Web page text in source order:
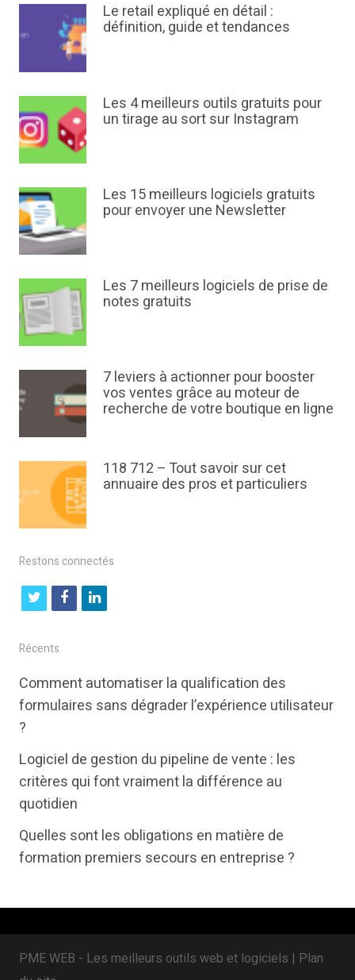
Le retail expliqué en détail :
définition, guide et tendances
Les 4 meilleurs outils gratuits pour
un tirage au sort sur Instagram
Les 15 meilleurs logiciels gratuits
pour envoyer une Newsletter
Les 7 meilleurs logiciels de prise de
notes gratuits
7 leviers à actionner pour booster
vos ventes grâce au moteur de
recherche de votre boutique en ligne
118 712 – Tout savoir sur cet
annuaire des pros et particuliers
Restons connectés
t
i
t
r
f
b
k
l
k
e
n
Récents
Comment automatiser la qualification des
formulaires sans dégrader l’expérience utilisateur
?
Logiciel de gestion du pipeline de vente : les
critères qui font vraiment la différence au
quotidien
Quelles sont les obligations en matière de
formation premiers secours en entreprise ?
PME WEB - Les meilleurs outils web et logiciels | Plan